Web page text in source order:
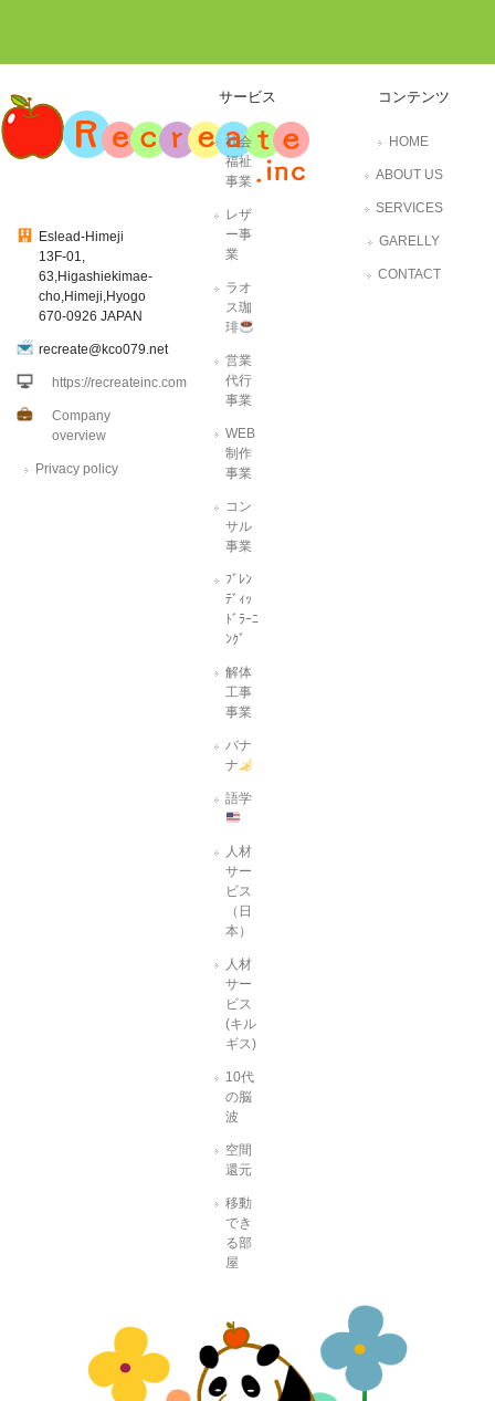
Eslead-Himeji
13F-01,
63,Higashiekimae-
cho,Himeji,Hyogo
670-0926 JAPAN
recreate@kco079.net
https://recreateinc.com
Company
overview
Privacy policy
サービス
社会
福祉
事業
レザ
ー事
業
ラオ
ス珈
琲
営業
代行
事業
WEB
制作
事業
コン
サル
事業
ﾌﾞﾚﾝ
ﾃﾞｨｯ
ﾄﾞﾗｰﾆ
ﾝｸﾞ
解体
工事
事業
バナ
ナ
語学
人材
サー
ビス
（日
本）
人材
サー
ビス
(キル
ギス)
10代
の脳
波
空間
還元
移動
でき
る部
屋
コンテンツ
HOME
ABOUT US
SERVICES
GARELLY
CONTACT